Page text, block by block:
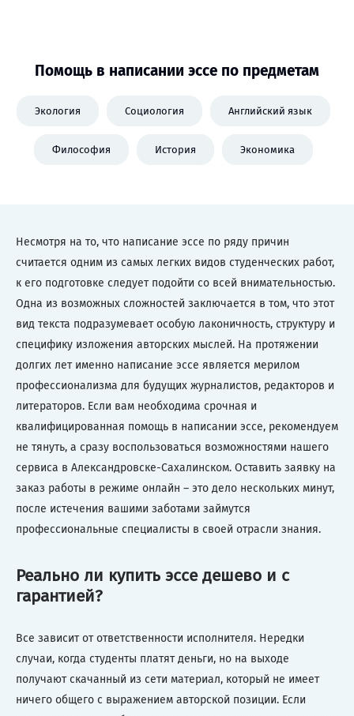
Помощь в написании эссе по предметам
Экология Социология Английский язык
Философия История Экономика
Несмотря на то, что написание эссе по ряду причин
считается одним из самых легких видов студенческих работ,
к его подготовке следует подойти со всей внимательностью.
Одна из возможных сложностей заключается в том, что этот
вид текста подразумевает особую лаконичность, структуру и
специфику изложения авторских мыслей. На протяжении
долгих лет именно написание эссе является мерилом
профессионализма для будущих журналистов, редакторов и
литераторов. Если вам необходима срочная и
квалифицированная помощь в написании эссе, рекомендуем
не тянуть, а сразу воспользоваться возможностями нашего
сервиса в Александровске-Сахалинском. Оставить заявку на
заказ работы в режиме онлайн – это дело нескольких минут,
после истечения вашими заботами займутся
профессиональные специалисты в своей отрасли знания.
Реально ли купить эссе дешево и с
гарантией?
Все зависит от ответственности исполнителя. Нередки
случаи, когда студенты платят деньги, но на выходе
получают скачанный из сети материал, который не имеет
ничего общего с выражением авторской позиции. Если